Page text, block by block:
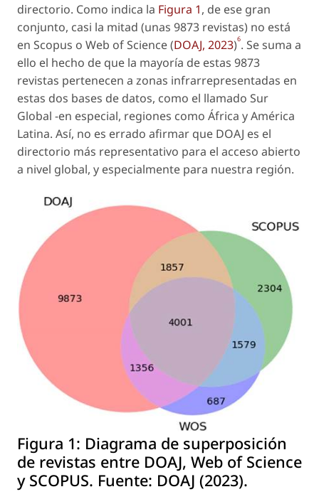
directorio. Como indica la Figura 1, de ese gran
conjunto, casi la mitad (unas 9873 revistas) no está
en Scopus o Web of Science (DOAJ, 2023)6. Se suma a
ello el hecho de que la mayoría de estas 9873
revistas pertenecen a zonas infrarrepresentadas en
estas dos bases de datos, como el llamado Sur
Global -en especial, regiones como África y América
Latina. Así, no es errado afirmar que DOAJ es el
directorio más representativo para el acceso abierto
a nivel global, y especialmente para nuestra región.
Figura 1: Diagrama de superposición
de revistas entre DOAJ, Web of Science
y SCOPUS. Fuente: DOAJ (2023).